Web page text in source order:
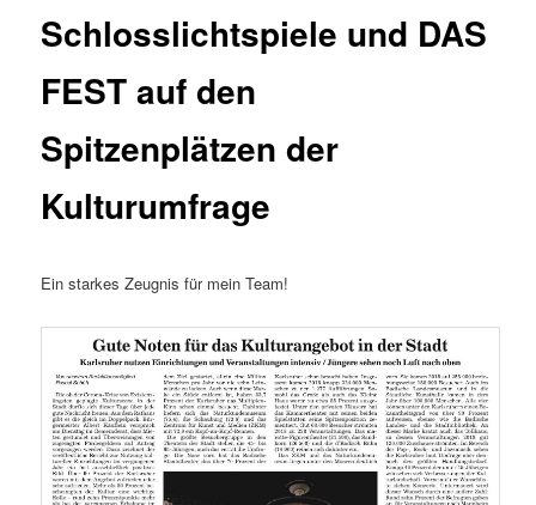
Schlosslichtspiele und DAS
FEST auf den
Spitzenplätzen der
Kulturumfrage
Ein starkes Zeugnis für mein Team!